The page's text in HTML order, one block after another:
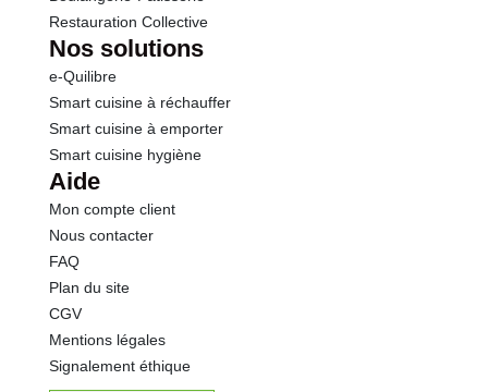
Restauration Collective
Nos solutions
e-Quilibre
Smart cuisine à réchauffer
Smart cuisine à emporter
Smart cuisine hygiène
Aide
Mon compte client
Nous contacter
FAQ
Plan du site
CGV
Mentions légales
Signalement éthique